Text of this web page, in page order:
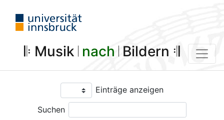
𝄆 Musik 𝄀 nach 𝄀 Bildern 𝄇
Einträge anzeigen
Suchen